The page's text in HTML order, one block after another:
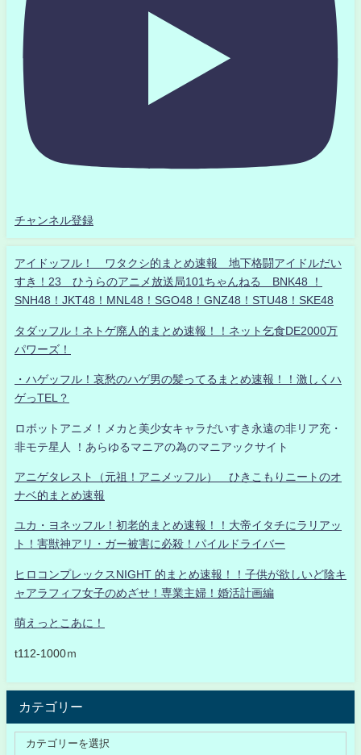
チャンネル登録
アイドッフル！ ワタクシ的まとめ速報 地下格闘アイドルだい
すき！23 ひうらのアニメ放送局101ちゃんねる BNK48 ！
SNH48！JKT48！MNL48！SGO48！GNZ48！STU48！SKE48
タダッフル！ネトゲ廃人的まとめ速報！！ネット乞食DE2000万
パワーズ！
・ハゲッフル！哀愁のハゲ男の髪ってるまとめ速報！！激しくハ
ゲっTEL？
ロボットアニメ！メカと美少女キャラだいすき永遠の非リア充・
非モテ星人 ！あらゆるマニアの為のマニアックサイト
アニゲタレスト（元祖！アニメッフル） ひきこもりニートのオ
ナベ的まとめ速報
ユカ・ヨネッフル！初老的まとめ速報！！大帝イタチにラリアッ
ト！害獣神アリ・ガー被害に必殺！パイルドライバー
ヒロコンプレックスNIGHT 的まとめ速報！！子供が欲しいど陰キ
ャアラフィフ女子のめざせ！専業主婦！婚活計画編
萌えっとこあに！
t112-1000ｍ
カテゴリー